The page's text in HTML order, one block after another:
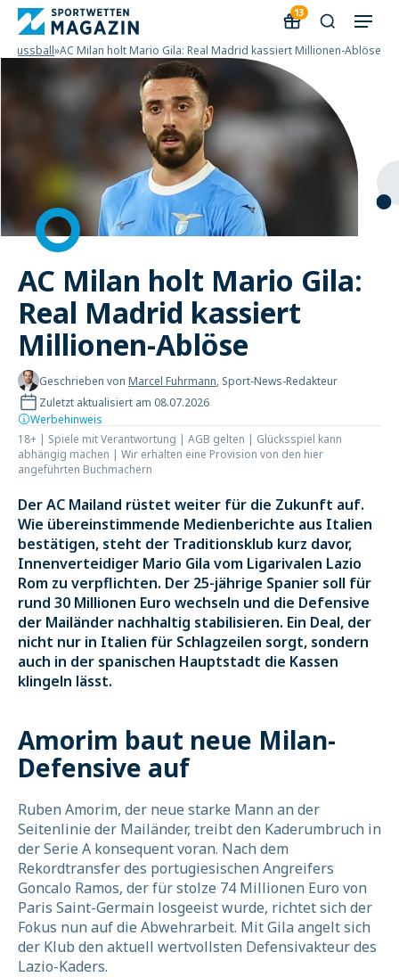
13
Fussball»AC Milan holt Mario Gila: Real Madrid kassiert Millionen-Ablöse
AC Milan holt Mario Gila:
Real Madrid kassiert
Millionen-Ablöse
Geschrieben von Marcel Fuhrmann, Sport-News-Redakteur
Zuletzt aktualisiert am 08.07.2026
Werbehinweis
18+ | Spiele mit Verantwortung | AGB gelten | Glücksspiel kann
abhängig machen | Wir erhalten eine Provision von den hier
angeführten Buchmachern
Der AC Mailand rüstet weiter für die Zukunft auf.
Wie übereinstimmende Medienberichte aus Italien
bestätigen, steht der Traditionsklub kurz davor,
Innenverteidiger Mario Gila vom Ligarivalen Lazio
Rom zu verpflichten. Der 25-jährige Spanier soll für
rund 30 Millionen Euro wechseln und die Defensive
der Mailänder nachhaltig stabilisieren. Ein Deal, der
nicht nur in Italien für Schlagzeilen sorgt, sondern
auch in der spanischen Hauptstadt die Kassen
klingeln lässt.
Amorim baut neue Milan-
Defensive auf
Ruben Amorim, der neue starke Mann an der
Seitenlinie der Mailänder, treibt den Kaderumbruch in
der Serie A konsequent voran. Nach dem
Rekordtransfer des portugiesischen Angreifers
Goncalo Ramos, der für stolze 74 Millionen Euro von
Paris Saint-Germain losgeeist wurde, richtet sich der
Fokus nun auf die Abwehrarbeit. Mit Gila angelt sich
der Klub den aktuell wertvollsten Defensivakteur des
Lazio-Kaders.